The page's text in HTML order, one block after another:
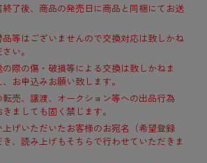
了後、商品の発売日に商品と同梱にてお送
等はございませんので交換対応は致しかね
い。
際の傷・破損等による交換は致しかねま
お申込みお願い致します。
売、譲渡、オークション等への出品行為
ましても固く禁じます。
げいただいたお客様のお宛名（希望登録
、読み上げもそちらで行わせていただきま